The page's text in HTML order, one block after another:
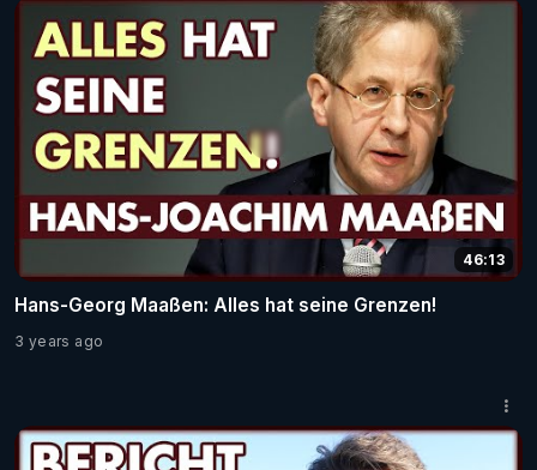
46:13
Hans-Georg Maaßen: Alles hat seine Grenzen!
3 years ago